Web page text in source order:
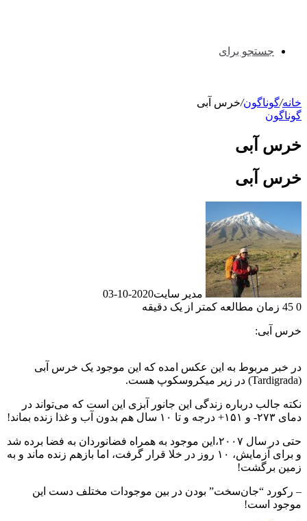
جستجو برای
خانه/گوناگون/خرس آبی
گوناگون
خرس آبی
خرس آبی
مدیر سایت2020-10-03
0
زمان مطالعه کمتر از یک دقیقه
خرس آبی:
در خبر مربوط به این عکس امده که این موجود یک خرس آبی
(Tardigrada) در زیر میکروسکوپ هست.
نکته جالب درباره زندگی این جانور آبزی این است که می‌تواند در
دمای ۲۷۳- و ۱۵۱+ درجه و تا ۱۰ سال هم بدون آب و غذا زنده بماند!
حتی در سال ۲۰۰۷،این موجود به همراه فضانوردان به فضا برده شد
و برای آزمایش، ۱۰ روز در خلا قرار گرفت، اما بازهم زنده ماند و به
زمین برگشت!
– رکورد “جان‌سخت” بودن در بین موجودات مختلف دست این
موجود است!